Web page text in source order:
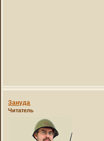
Зануда
Читатель